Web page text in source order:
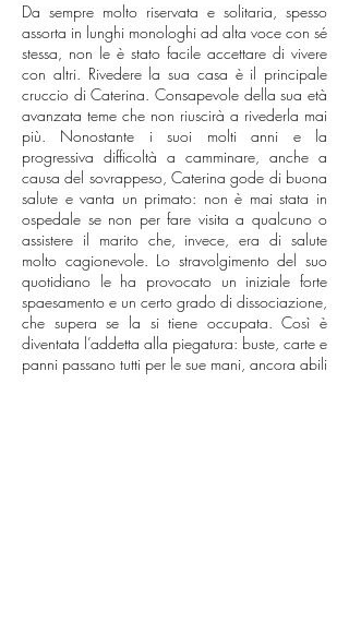
Da sempre molto riservata e solitaria, spesso
assorta in lunghi monologhi ad alta voce con sé
stessa, non le è stato facile accettare di vivere
con altri. Rivedere la sua casa è il principale
cruccio di Caterina. Consapevole della sua età
avanzata teme che non riuscirà a rivederla mai
più. Nonostante i suoi molti anni e la
progressiva difficoltà a camminare, anche a
causa del sovrappeso, Caterina gode di buona
salute e vanta un primato: non è mai stata in
ospedale se non per fare visita a qualcuno o
assistere il marito che, invece, era di salute
molto cagionevole. Lo stravolgimento del suo
quotidiano le ha provocato un iniziale forte
spaesamento e un certo grado di dissociazione,
che supera se la si tiene occupata. Così è
diventata l’addetta alla piegatura: buste, carte e
panni passano tutti per le sue mani, ancora abili